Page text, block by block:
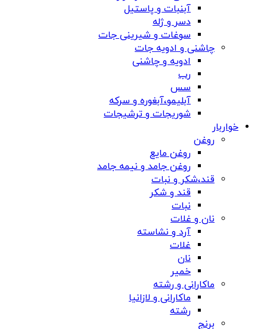
آبنبات و پاستیل
دسر و ژله
سوغات و شیرینی جات
چاشنی و ادویه جات
ادویه و چاشنی
رب
سس
آبلیمو،آبغوره و سرکه
شوریجات و ترشیجات
خواربار
روغن
روغن مایع
روغن جامد و نیمه جامد
قند،شکر و نبات
قند و شکر
نبات
نان و غلات
آرد و نشاسته
غلات
نان
خمیر
ماکارانی و رشته
ماکارانی و لازانیا
رشته
برنج